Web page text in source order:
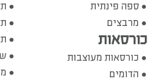
ספה פינתית
מרבצים
כורסאות
כורסאות מעוצבות
הדומים